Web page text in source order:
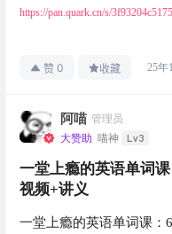
https://pan.quark.cn/s/3f93204c5175
赞 0 收藏 25年
阿喵 管理员
大赞助 喵神 Lv3
一堂上瘾的英语单词
视频+讲义
一堂上瘾的英语单词课：